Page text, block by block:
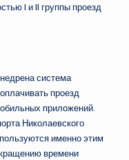
I и II группы проезд
система
проезд
приложений.
Николаевского
именно этим
времени